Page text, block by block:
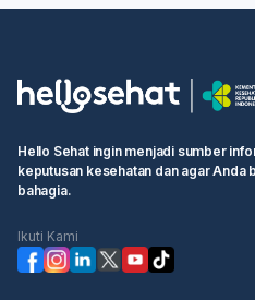
Hello Sehat ingin menjadi sumber
keputusan kesehatan dan agar Anda
bahagia.
Ikuti Kami